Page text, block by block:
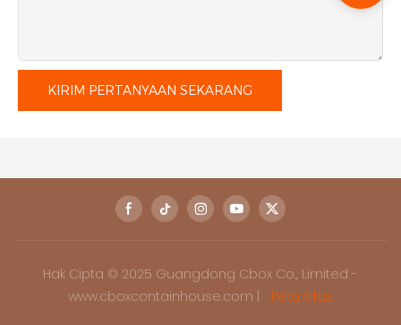
KIRIM PERTANYAAN SEKARANG
Hak Cipta © 2025 Guangdong Cbox Co., Limited -
www.cboxcontainhouse.com |
Peta Situs